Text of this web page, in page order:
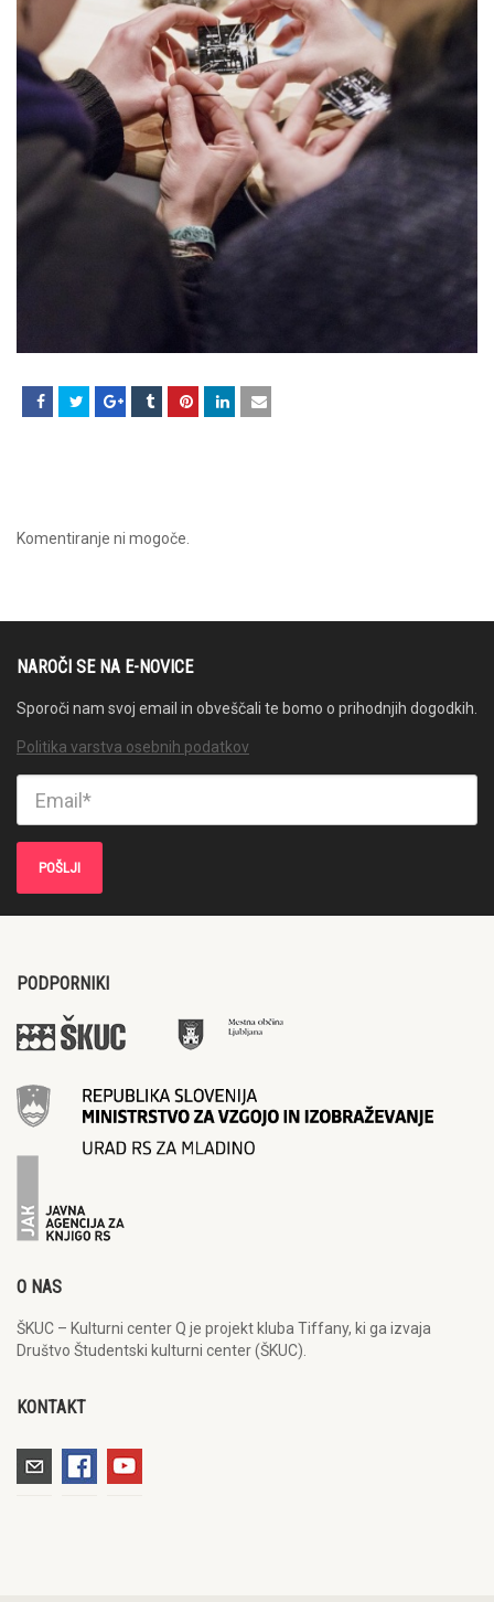
Komentiranje ni mogoče.
NAROČI SE NA E-NOVICE
Sporoči nam svoj email in obveščali te bomo o prihodnjih dogodkih.
Politika varstva osebnih podatkov
PODPORNIKI
O NAS
ŠKUC – Kulturni center Q je projekt kluba Tiffany, ki ga izvaja
Društvo Študentski kulturni center (ŠKUC).
KONTAKT